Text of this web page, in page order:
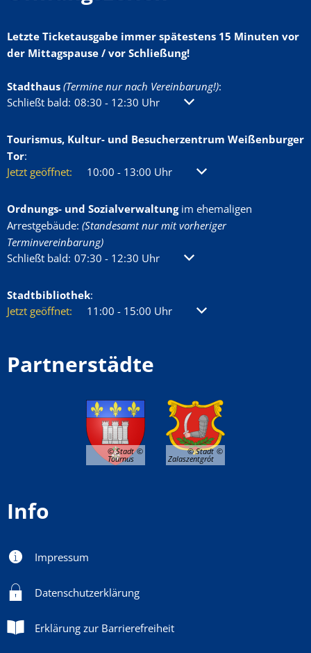
Letzte Ticketausgabe immer spätestens 15 Minuten vor
der Mittagspause / vor Schließung!
Stadthaus (Termine nur nach Vereinbarung!):
Klicken, um weitere Öffnungs- oder Schließzeiten auszublenden
Schließt bald: 08:30 - 12:30 Uhr Von 08:30 bis 12:30 Uhr
Tourismus, Kultur- und Besucherzentrum Weißenburger
Tor:
Klicken, um weitere Öffnungs- oder Schließzeiten auszublenden
Jetzt geöffnet: 10:00 - 13:00 Uhr Von 10:00 bis 13:00 Uhr
Ordnungs- und Sozialverwaltungim ehemaligen
Arrestgebäude: (Standesamt nur mit vorheriger
Terminvereinbarung)
Klicken, um weitere Öffnungs- oder Schließzeiten auszublenden
Schließt bald: 07:30 - 12:30 Uhr Von 07:30 bis 12:30 Uhr
Stadtbibliothek:
Klicken, um weitere Öffnungs- oder Schließzeiten auszublenden
Jetzt geöffnet: 11:00 - 15:00 Uhr Von 11:00 bis 15:00 Uhr
Partnerstädte
© Stadt
Tournus
© Stadt
Zalaszentgrót
Info
Impressum
Datenschutzerklärung
Erklärung zur Barrierefreiheit